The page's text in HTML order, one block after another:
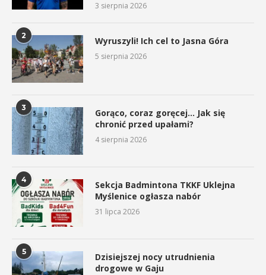
3 sierpnia 2026
2 Wyruszyli! Ich cel to Jasna Góra
5 sierpnia 2026
3
Gorąco, coraz goręcej… Jak się
chronić przed upałami?
4 sierpnia 2026
4
Sekcja Badmintona TKKF Uklejna
Myślenice ogłasza nabór
31 lipca 2026
5
Dzisiejszej nocy utrudnienia
drogowe w Gaju